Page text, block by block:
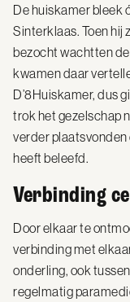
De huiskamer bleek
Sinterklaas. Toen hij
bezocht wachtten
kwamen daar
D’8Huiskamer, dus
trok het gezelschap
verder plaatsvonden
heeft beleefd.
Verbinding
Door elkaar te
verbinding met
onderling, ook
regelmatig